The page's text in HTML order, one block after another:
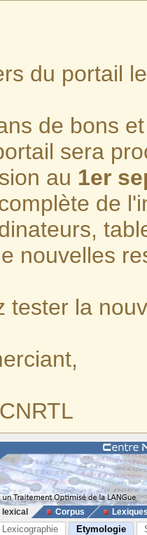
du portail
de bons
sera
au 1er
de
nouvelles
tester la
lexical Corpus
Lexicographie Etymologie